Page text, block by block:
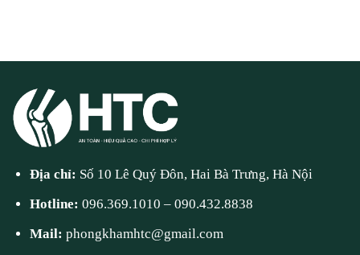
Địa chỉ: Số 10 Lê Quý Đôn, Hai Bà Trưng, Hà Nội
Hotline:096.369.1010 –090.432.8838
Mail:phongkhamhtc@gmail.com